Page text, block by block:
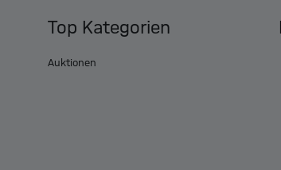
Top Kategorien
Auktionen